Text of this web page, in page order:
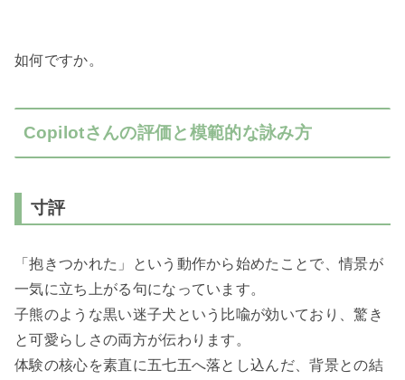
如何ですか。
Copilotさんの評価と模範的な詠み方
寸評
「抱きつかれた」という動作から始めたことで、情景が
一気に立ち上がる句になっています。
子熊のような黒い迷子犬という比喩が効いており、驚き
と可愛らしさの両方が伝わります。
体験の核心を素直に五七五へ落とし込んだ、背景との結